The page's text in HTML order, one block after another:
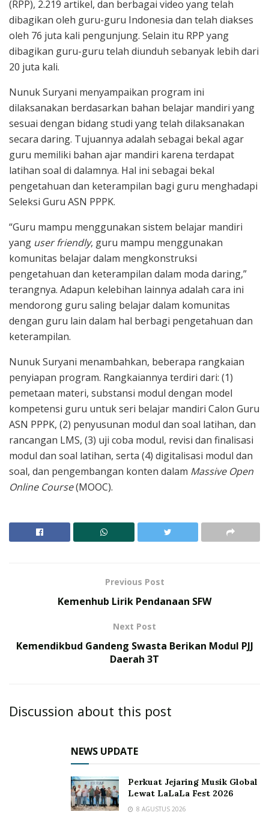
(RPP), 2.219 artikel, dan berbagai video yang telah
dibagikan oleh guru-guru Indonesia dan telah diakses
oleh 76 juta kali pengunjung. Selain itu RPP yang
dibagikan guru-guru telah diunduh sebanyak lebih dari
20 juta kali.
Nunuk Suryani menyampaikan program ini
dilaksanakan berdasarkan bahan belajar mandiri yang
sesuai dengan bidang studi yang telah dilaksanakan
secara daring. Tujuannya adalah sebagai bekal agar
guru memiliki bahan ajar mandiri karena terdapat
latihan soal di dalamnya. Hal ini sebagai bekal
pengetahuan dan keterampilan bagi guru menghadapi
Seleksi Guru ASN PPPK.
“Guru mampu menggunakan sistem belajar mandiri
yang user friendly, guru mampu menggunakan
komunitas belajar dalam mengkonstruksi
pengetahuan dan keterampilan dalam moda daring,”
terangnya. Adapun kelebihan lainnya adalah cara ini
mendorong guru saling belajar dalam komunitas
dengan guru lain dalam hal berbagi pengetahuan dan
keterampilan.
Nunuk Suryani menambahkan, beberapa rangkaian
penyiapan program. Rangkaiannya terdiri dari: (1)
pemetaan materi, substansi modul dengan model
kompetensi guru untuk seri belajar mandiri Calon Guru
ASN PPPK, (2) penyusunan modul dan soal latihan, dan
rancangan LMS, (3) uji coba modul, revisi dan finalisasi
modul dan soal latihan, serta (4) digitalisasi modul dan
soal, dan pengembangan konten dalam Massive Open
Online Course(MOOC).
Previous Post
Kemenhub Lirik Pendanaan SFW
Next Post
Kemendikbud Gandeng Swasta Berikan Modul PJJ
Daerah 3T
Discussion about this post
NEWS UPDATE
Perkuat Jejaring Musik Global
Lewat LaLaLa Fest 2026
8 AGUSTUS 2026